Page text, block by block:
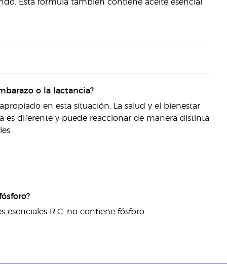
Esta fórmula también contiene aceite esencial
o la lactancia?
en esta situación. La salud y el bienestar
es diferente y puede reaccionar de manera distinta
esenciales R.C. no contiene fósforo.